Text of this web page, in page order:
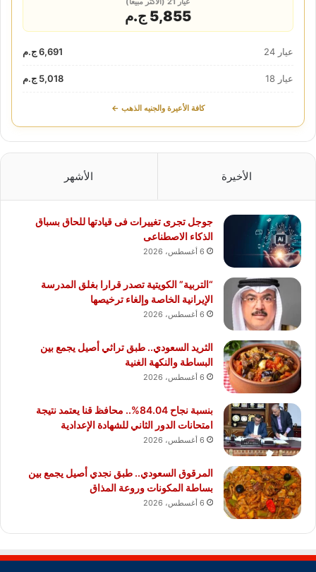
5,855 ج.م
عيار 24 6,691 ج.م
عيار 18 5,018 ج.م
كافة الأعيرة والجنيه الذهب ←
الأخيرة الأشهر
جوجل تجرى تغييرات فى قيادتها للحاق بسباق
الذكاء الاصطناعى
6 أغسطس، 2026
“التربية” الكويتية تصدر قرارا بغلق المدرسة
الإيرانية الخاصة وإلغاء ترخيصها
6 أغسطس، 2026
الثريد السعودي.. طبق تراثي أصيل يجمع بين
البساطة والنكهة الغنية
6 أغسطس، 2026
بنسبة نجاح 84.04%.. محافظ قنا يعتمد نتيجة
امتحانات الدور الثاني للشهادة الإعدادية
6 أغسطس، 2026
المرقوق السعودي.. طبق نجدي أصيل يجمع بين
بساطة المكونات وروعة المذاق
6 أغسطس، 2026